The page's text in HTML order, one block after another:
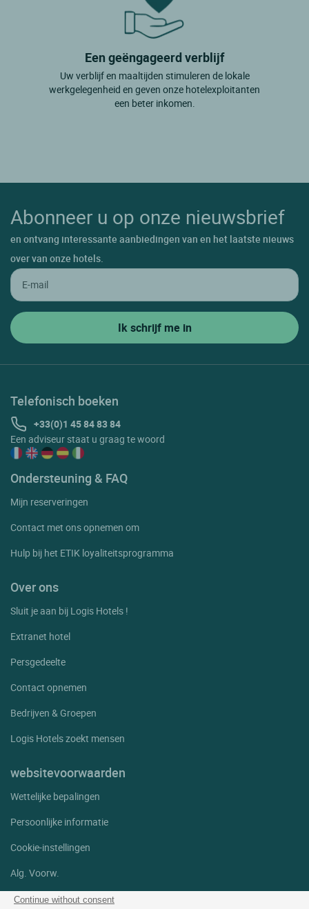
Continue without consent
Een geëngageerd verblijf
Uw verblijf en maaltijden stimuleren de lokale
werkgelegenheid en geven onze hotelexploitanten
een beter inkomen.
Abonneer u op onze nieuwsbrief
en ontvang interessante aanbiedingen van en het laatste nieuws
over van onze hotels.
Telefonisch boeken
+33(0)1 45 84 83 84
Een adviseur staat u graag te woord
Ondersteuning & FAQ
Mijn reserveringen
Contact met ons opnemen om
Hulp bij het ETIK loyaliteitsprogramma
Over ons
Sluit je aan bij Logis Hotels !
Extranet hotel
Persgedeelte
Contact opnemen
Bedrijven & Groepen
Logis Hotels zoekt mensen
websitevoorwaarden
Wettelijke bepalingen
Persoonlijke informatie
Cookie-instellingen
Alg. Voorw.
Help